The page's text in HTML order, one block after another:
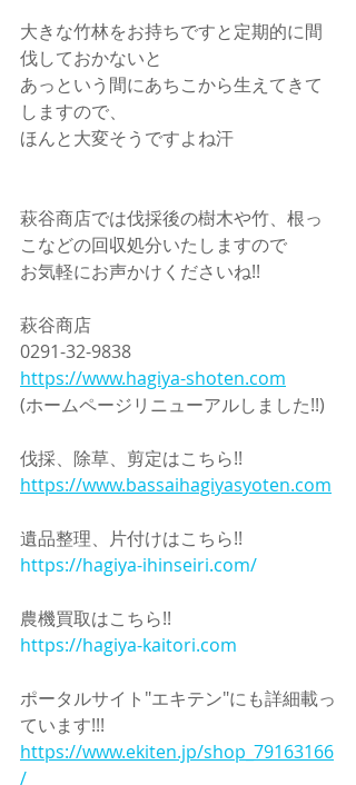
大きな竹林をお持ちですと定期的に間
伐しておかないと
あっという間にあちこから生えてきて
しますので、
ほんと大変そうですよね汗
萩谷商店では伐採後の樹木や竹、根っ
こなどの回収処分いたしますので
お気軽にお声かけくださいね!!
萩谷商店
0291-32-9838
https://www.hagiya-shoten.com
(ホームページリニューアルしました!!)
伐採、除草、剪定はこちら!!
https://www.bassaihagiyasyoten.com
遺品整理、片付けはこちら!!
https://hagiya-ihinseiri.com/
農機買取はこちら!!
https://hagiya-kaitori.com
ポータルサイト"エキテン"にも詳細載っ
ています!!!
https://www.ekiten.jp/shop_79163166
/